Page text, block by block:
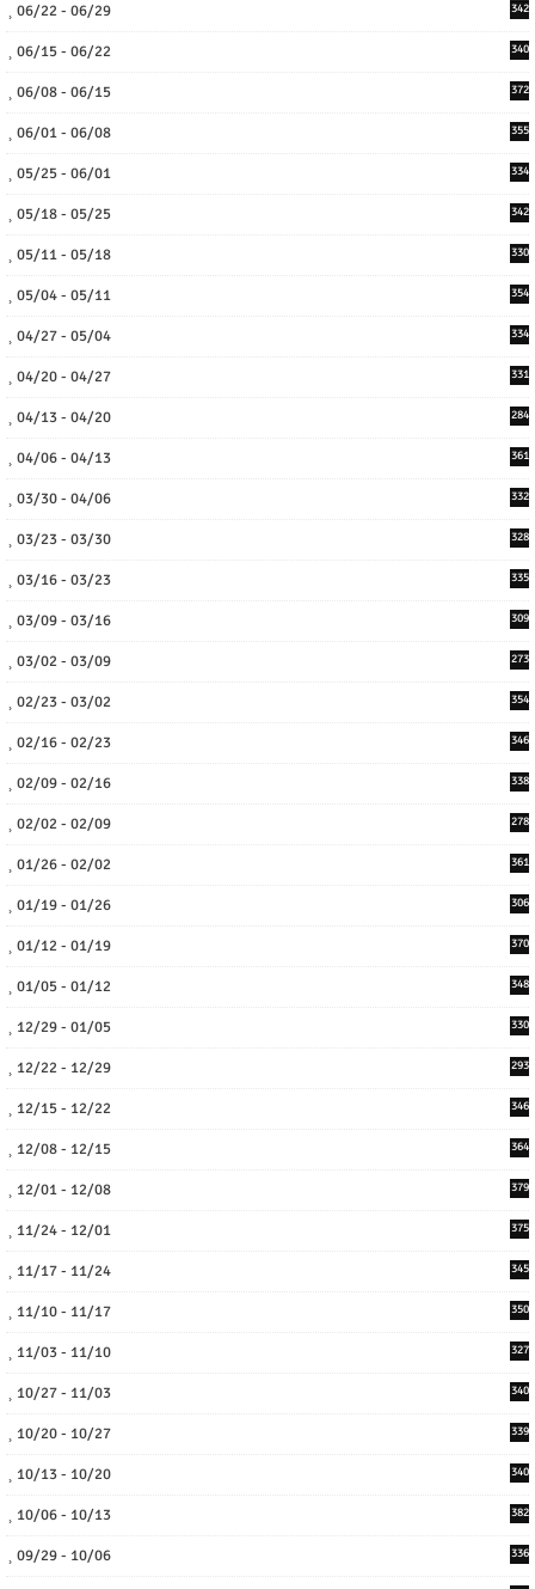
06/22 - 06/29 342
06/15 - 06/22 340
06/08 - 06/15 372
06/01 - 06/08 355
05/25 - 06/01 334
05/18 - 05/25 342
05/11 - 05/18 330
05/04 - 05/11 354
04/27 - 05/04 334
04/20 - 04/27 331
04/13 - 04/20 284
04/06 - 04/13 361
03/30 - 04/06 332
03/23 - 03/30 328
03/16 - 03/23 335
03/09 - 03/16 309
03/02 - 03/09 273
02/23 - 03/02 354
02/16 - 02/23 346
02/09 - 02/16 338
02/02 - 02/09 278
01/26 - 02/02 361
01/19 - 01/26 306
01/12 - 01/19 370
01/05 - 01/12 348
12/29 - 01/05 330
12/22 - 12/29 293
12/15 - 12/22 346
12/08 - 12/15 364
12/01 - 12/08 379
11/24 - 12/01 375
11/17 - 11/24 345
11/10 - 11/17 350
11/03 - 11/10 327
10/27 - 11/03 340
10/20 - 10/27 339
10/13 - 10/20 340
10/06 - 10/13 382
09/29 - 10/06 336